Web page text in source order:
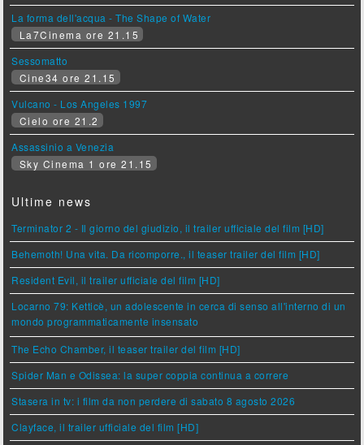
La forma dell'acqua - The Shape of Water
La7Cinema ore 21.15
Sessomatto
Cine34 ore 21.15
Vulcano - Los Angeles 1997
Cielo ore 21.2
Assassinio a Venezia
Sky Cinema 1 ore 21.15
Ultime news
Terminator 2 - Il giorno del giudizio, il trailer ufficiale del film [HD]
Behemoth! Una vita. Da ricomporre., il teaser trailer del film [HD]
Resident Evil, il trailer ufficiale del film [HD]
Locarno 79: Ketticè, un adolescente in cerca di senso all'interno di un
mondo programmaticamente insensato
The Echo Chamber, il teaser trailer del film [HD]
Spider Man e Odissea: la super coppia continua a correre
Stasera in tv: i film da non perdere di sabato 8 agosto 2026
Clayface, il trailer ufficiale del film [HD]